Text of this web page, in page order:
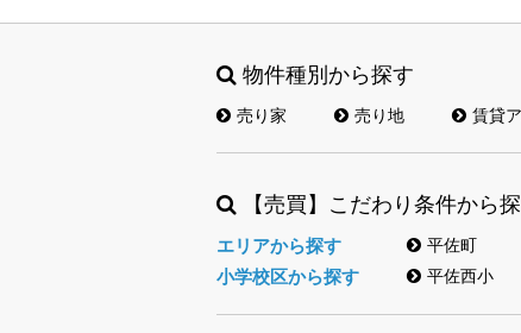
物件種別から探す
売り家 売り地 賃貸
【売買】こだわり条件から
エリアから探す 平佐町
小学校区から探す 平佐西小